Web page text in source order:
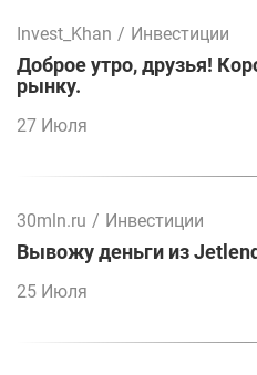
Invest_Khan / Инвестиции
Доброе утро, друзья!
рынку.
27 Июля
30mln.ru / Инвестиции
Вывожу деньги из Jetlend
25 Июля